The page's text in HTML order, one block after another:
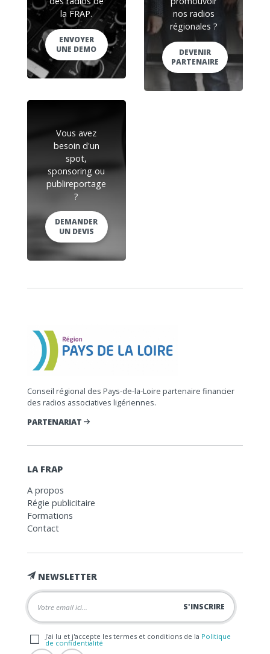
la FRAP.
ENVOYER
UNE DEMO
nos radios
régionales ?
DEVENIR
PARTENAIRE
Vous avez
besoin d'un
spot,
sponsoring ou
publireportage
?
DEMANDER
UN DEVIS
Conseil régional des Pays-de-la-Loire partenaire financier
des radios associatives ligériennes.
PARTENARIAT
LA FRAP
A propos
Régie publicitaire
Formations
Contact
NEWSLETTER
J'ai lu et j'accepte les termes et conditions de la Politique
de confidentialité